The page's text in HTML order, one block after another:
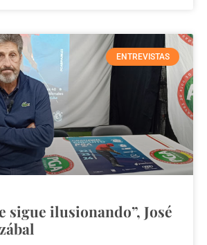
ENTREVISTAS
sigue ilusionando”, José